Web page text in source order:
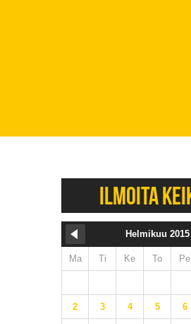
ILMOITA
Helmikuu 2015
Ma Ti Ke To Pe
2 3 4 5 6